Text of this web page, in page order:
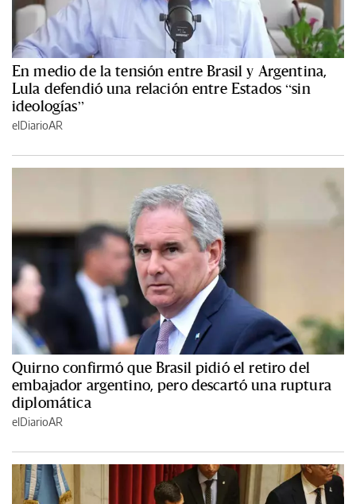
En medio de la tensión entre Brasil y Argentina,
Lula defendió una relación entre Estados “sin
ideologías”
elDiarioAR
Quirno confirmó que Brasil pidió el retiro del
embajador argentino, pero descartó una ruptura
diplomática
elDiarioAR